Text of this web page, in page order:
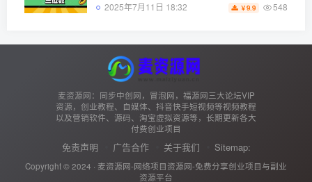
2025年7月11日 18:32 ￥9.9 548
麦资源网：同步中创网，冒泡网，福源网三大论坛VIP
资源，创业教程、自媒体、抖音快手短视频等视频教程
以及营销软件、源码、淘宝虚拟资源等，长期更新各大
付费创业项目
免责声明 广告合作 关于我们 Sitemap:
Copyright © 2024 · 麦资源网-网络项目资源网-免费分享创业项目与副业
资源平台